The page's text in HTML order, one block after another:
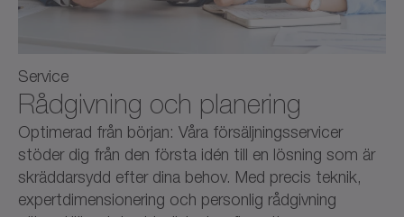
Service
Rådgivning och planering
Optimerad från början: Våra försäljningsservicer
stöder dig från den första idén till en lösning som är
skräddarsydd efter dina behov. Med precis teknik,
expertdimensionering och personlig rådgivning